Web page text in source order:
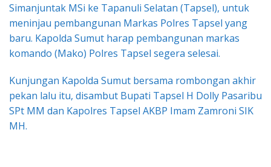
Simanjuntak MSi ke Tapanuli Selatan (Tapsel), untuk
meninjau pembangunan Markas Polres Tapsel yang
baru. Kapolda Sumut harap pembangunan markas
komando (Mako) Polres Tapsel segera selesai.
Kunjungan Kapolda Sumut bersama rombongan akhir
pekan lalu itu, disambut Bupati Tapsel H Dolly Pasaribu
SPt MM dan Kapolres Tapsel AKBP Imam Zamroni SIK
MH.